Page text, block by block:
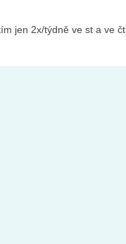
jen 2x/týdně ve st a ve čt